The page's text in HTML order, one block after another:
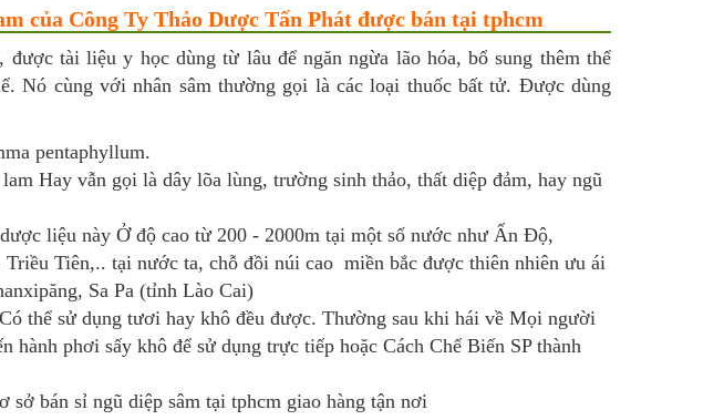
của Công Ty Thảo Dược Tấn Phát được bán tại tphcm
tài liệu y học dùng từ lâu để ngăn ngừa lão hóa, bổ sung thêm thể
Nó cùng với nhân sâm thường gọi là các loại thuốc bất tử. Được dùng
pentaphyllum.
Hay vẫn gọi là dây lõa lùng, trường sinh thảo, thất diệp đảm, hay ngũ
liệu này Ở độ cao từ 200 - 2000m tại một số nước như Ấn Độ,
Triều Tiên,.. tại nước ta, chỗ đồi núi cao miền bắc được thiên nhiên ưu ái
Sa Pa (tỉnh Lào Cai)
thể sử dụng tươi hay khô đều được. Thường sau khi hái về Mọi người
hành phơi sấy khô để sử dụng trực tiếp hoặc Cách Chế Biến SP thành
sở bán sỉ ngũ diệp sâm tại tphcm giao hàng tận nơi